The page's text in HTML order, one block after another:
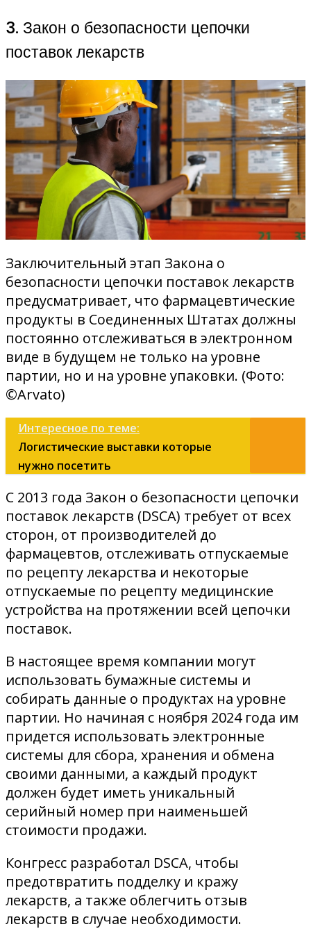
3. Закон о безопасности цепочки
поставок лекарств
Заключительный этап Закона о
безопасности цепочки поставок лекарств
предусматривает, что фармацевтические
продукты в Соединенных Штатах должны
постоянно отслеживаться в электронном
виде в будущем не только на уровне
партии, но и на уровне упаковки. (Фото:
©Arvato)
Интересное по теме:
Логистические выставки которые
нужно посетить
С 2013 года Закон о безопасности цепочки
поставок лекарств (DSCA) требует от всех
сторон, от производителей до
фармацевтов, отслеживать отпускаемые
по рецепту лекарства и некоторые
отпускаемые по рецепту медицинские
устройства на протяжении всей цепочки
поставок.
В настоящее время компании могут
использовать бумажные системы и
собирать данные о продуктах на уровне
партии. Но начиная с ноября 2024 года им
придется использовать электронные
системы для сбора, хранения и обмена
своими данными, а каждый продукт
должен будет иметь уникальный
серийный номер при наименьшей
стоимости продажи.
Конгресс разработал DSCA, чтобы
предотвратить подделку и кражу
лекарств, а также облегчить отзыв
лекарств в случае необходимости.